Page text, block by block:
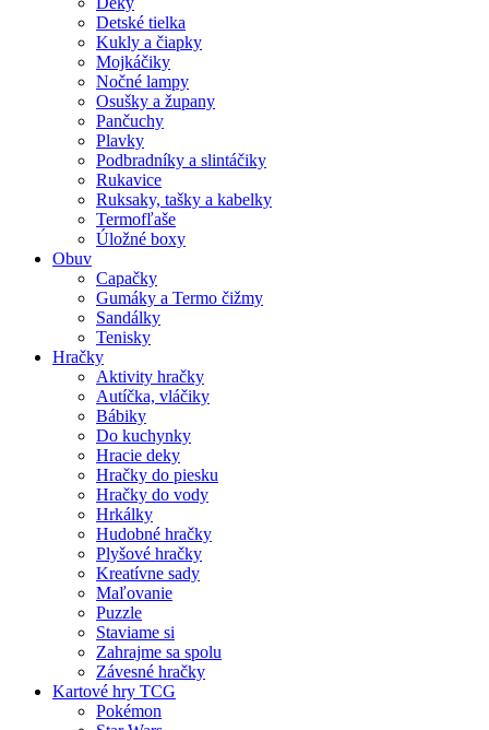
Detské tielka
Kukly a čiapky
Mojkáčiky
Nočné lampy
Osušky a župany
Pančuchy
Plavky
Podbradníky a slintáčiky
Rukavice
Ruksaky, tašky a kabelky
Termofľaše
Úložné boxy
Obuv
Capačky
Gumáky a Termo čižmy
Sandálky
Tenisky
Hračky
Aktivity hračky
Autíčka, vláčiky
Bábiky
Do kuchynky
Hracie deky
Hračky do piesku
Hračky do vody
Hrkálky
Hudobné hračky
Plyšové hračky
Kreatívne sady
Maľovanie
Puzzle
Staviame si
Zahrajme sa spolu
Závesné hračky
Kartové hry TCG
Pokémon